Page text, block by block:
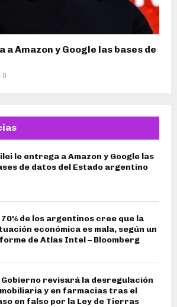
Amazon y Google las bases de
0
le entrega a Amazon y Google las
de datos del Estado argentino
70% de los argentinos cree que la
económica es mala, según un
de Atlas Intel – Bloomberg
Gobierno revisará la desregulación
y en farmacias tras el
en falso por la Ley de Tierras